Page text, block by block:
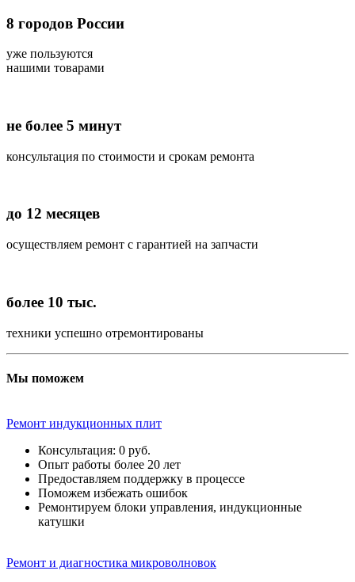
8 городов России
уже пользуются
нашими товарами
не более 5 минут
консультация по стоимости и срокам ремонта
до 12 месяцев
осуществляем ремонт с гарантией на запчасти
более 10 тыс.
техники успешно отремонтированы
Мы поможем
Ремонт индукционных плит
Консультация: 0 руб.
Опыт работы более 20 лет
Предоставляем поддержку в процессе
Поможем избежать ошибок
Ремонтируем блоки управления, индукционные
катушки
Ремонт и диагностика микроволновок